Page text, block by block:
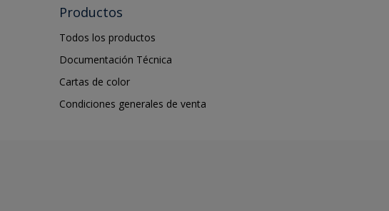
Productos
Todos los productos
Documentación Técnica
Cartas de color
Condiciones generales de venta